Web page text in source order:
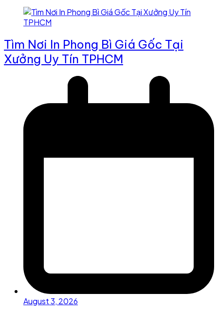
Tìm Nơi In Phong Bì Giá Gốc Tại
Xưởng Uy Tín TPHCM
August 3, 2026